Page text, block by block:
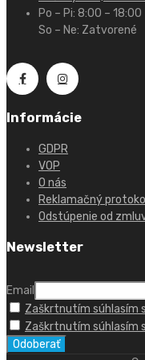
Po – Pi: 8:00 – 18:00
So – Ne: Zatvorené
Informácie
GDPR
VOP
O nás
Reklamačný protokol
Odstúpenie od
Newsletter
Email
Zaškrtnutím súhlasím
Zaškrtnutím súhlasím